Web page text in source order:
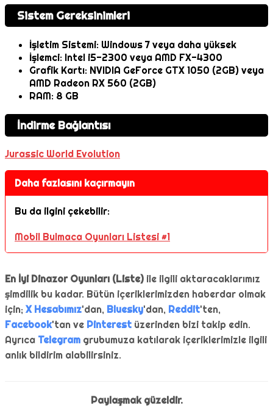
Sistem Gereksinimleri
İşletim Sistemi: Windows 7 veya daha yüksek
İşlemci: Intel i5-2300 veya AMD FX-4300
Grafik Kartı: NVIDIA GeForce GTX 1050 (2GB) veya
AMD Radeon RX 560 (2GB)
RAM: 8 GB
İndirme Bağlantısı
Jurassic World Evolution
Daha fazlasını kaçırmayın
Bu da ilgini çekebilir:
Mobil Bulmaca Oyunları Listesi #1
En İyi Dinazor Oyunları (Liste) ile ilgili aktaracaklarımız
şimdilik bu kadar. Bütün içeriklerimizden haberdar olmak
için; X Hesabımız'dan, Bluesky'dan, Reddit'ten,
Facebook'tan ve Pinterest üzerinden bizi takip edin.
Ayrıca Telegram grubumuza katılarak içeriklerimizle ilgili
anlık bildirim alabilirsiniz.
Paylaşmak güzeldir.